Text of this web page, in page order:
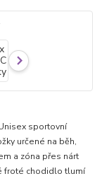
sportovní
určené na běh,
a zóna přes nárt
froté chodidlo tlumí